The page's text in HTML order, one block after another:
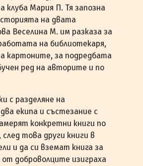
клуба Мария П. Тя запозна
на двата
Веселина М. им разказа за
на библиотекаря,
картоните, за подредбата
ред на авторите и по
с разделяне на
екипа и състезание с
конкретни книги по
това други книги в
и да си вземат книга за
доброволците изиграха